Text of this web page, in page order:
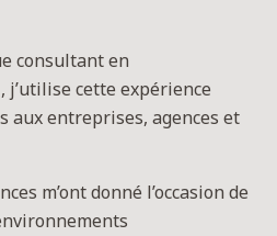
consultant en
cette expérience
aux entreprises, agences et
m’ont donné l’occasion de